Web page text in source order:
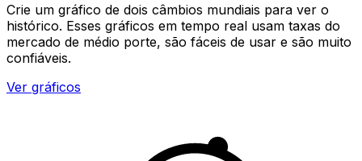
Crie um gráfico de dois câmbios mundiais para ver o
histórico. Esses gráficos em tempo real usam taxas do
mercado de médio porte, são fáceis de usar e são muito
confiáveis.
Ver gráficos